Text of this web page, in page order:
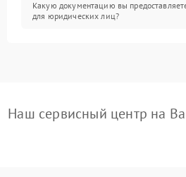
Какую документацию вы
для юридических лиц?
Наш сервисный центр на